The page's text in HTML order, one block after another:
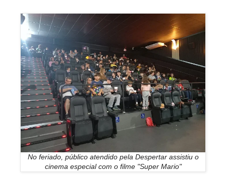
No feriado, público atendido pela Despertar assistiu o
cinema especial com o filme "Super Mario"